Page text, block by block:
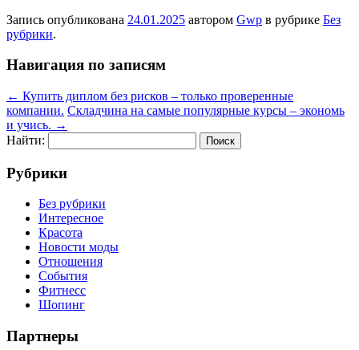
Запись опубликована 24.01.2025 автором Gwp в рубрике Без
рубрики.
Навигация по записям
← Купить диплом без рисков – только проверенные
компании. Складчина на самые популярные курсы – экономь
и учись. →
Найти:
Рубрики
Без рубрики
Интересное
Красота
Новости моды
Отношения
События
Фитнесс
Шопинг
Партнеры